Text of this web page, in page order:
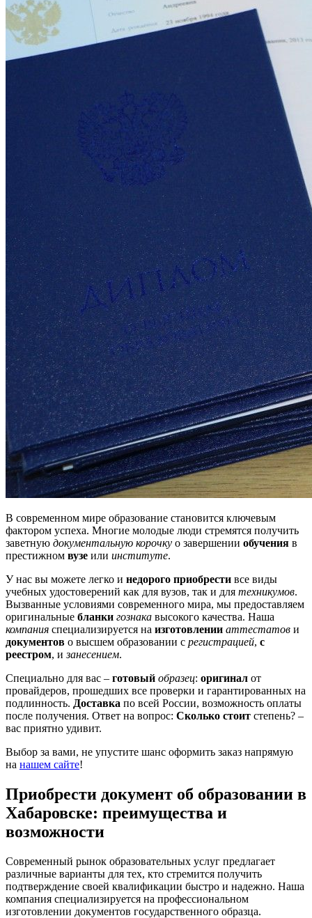
В современном мире образование становится ключевым
фактором успеха. Многие молодые люди стремятся получить
заветную документальную корочку о завершении обучения в
престижном вузе или институте.
У нас вы можете легко и недорого приобрести все виды
учебных удостоверений как для вузов, так и для техникумов.
Вызванные условиями современного мира, мы предоставляем
оригинальные бланки гознака высокого качества. Наша
компания специализируется на изготовлении аттестатов и
документов о высшем образовании с регистрацией, с
реестром, изанесением.
Специально для вас – готовый образец: оригинал от
провайдеров, прошедших все проверки и гарантированных на
подлинность. Доставка по всей России, возможность оплаты
после получения. Ответ на вопрос: Сколько стоит степень? –
вас приятно удивит.
Выбор за вами, не упустите шанс оформить заказ напрямую
на нашем сайте!
Приобрести документ об образовании в
Хабаровске: преимущества и
возможности
Современный рынок образовательных услуг предлагает
различные варианты для тех, кто стремится получить
подтверждение своей квалификации быстро и надежно. Наша
компания специализируется на профессиональном
изготовлении документов государственного образца.